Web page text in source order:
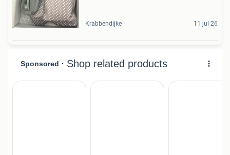
Krabbendijke 11 jul 26